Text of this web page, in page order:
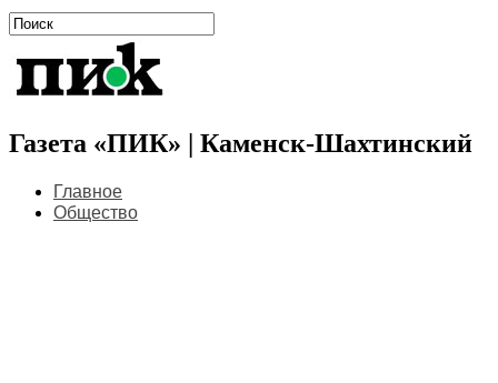
Газета «ПИК» | Каменск-Шахтинский
Главное
Общество